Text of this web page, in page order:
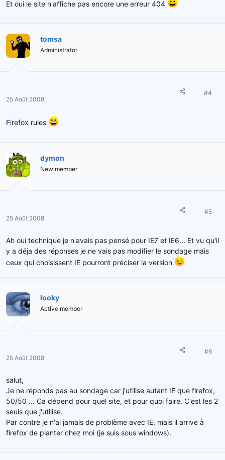
Et oui le site n'affiche pas encore une erreur 404
tomsa
Administrator
25 Août 2008
#4
Firefox rules
dymon
New member
25 Août 2008
#5
Ah oui technique je n'avais pas pensé pour IE7 et IE6... Et vu qu'il
y a déja des réponses je ne vais pas modifier le sondage mais
ceux qui choisissent IE pourront préciser la version
looky
Active member
25 Août 2008
#6
salut,
Je ne réponds pas au sondage car j'utilise autant IE que firefox,
50/50 ... Ca dépend pour quel site, et pour quoi faire. C'est les 2
seuls que j'utilise.
Par contre je n'ai jamais de problème avec IE, mais il arrive à
firefox de planter chez moi (je suis sous windows).